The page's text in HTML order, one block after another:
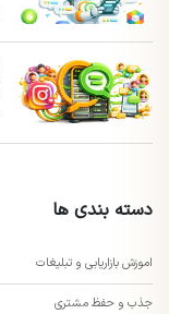
دسته بندی ها
اموزش بازاریابی و تبلیغات
جذب و حفظ مشتری